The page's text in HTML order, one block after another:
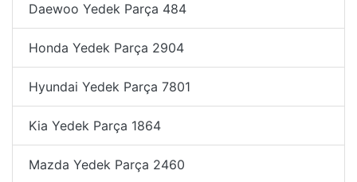
Daewoo Yedek Parça 484
Honda Yedek Parça 2904
Hyundai Yedek Parça 7801
Kia Yedek Parça 1864
Mazda Yedek Parça 2460